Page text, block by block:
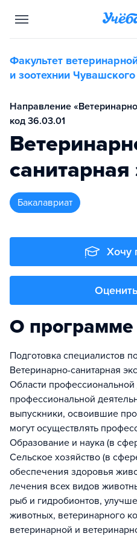
Факультет
и зоотехнии
Направление
код 36.03.01
санитарная
бакалавриат
Хочу
О программе
Подготовка специалистов
Ветеринарно-санитарная
Области
профессиональной
выпускники, освоившие
могут осуществлять
Образование и наука (в
Сельское хозяйство (в
обеспечения здоровья
лечения всех видов
рыб и гидробионтов,
животных, ветеринарного
ветеринарной и